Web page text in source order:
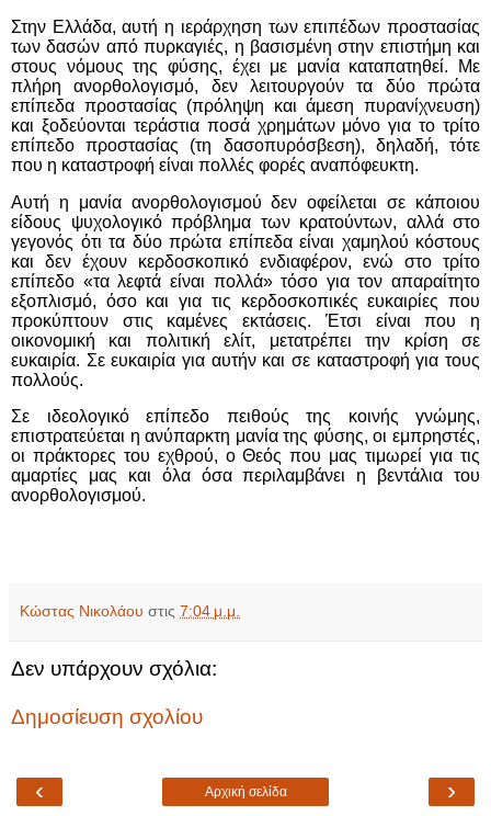
Στην Ελλάδα, αυτή η ιεράρχηση των επιπέδων προστασίας
των δασών από πυρκαγιές, η βασισμένη στην επιστήμη και
στους νόμους της φύσης, έχει με μανία καταπατηθεί. Με
πλήρη ανορθολογισμό, δεν λειτουργούν τα δύο πρώτα
επίπεδα προστασίας (πρόληψη και άμεση πυρανίχνευση)
και ξοδεύονται τεράστια ποσά χρημάτων μόνο για το τρίτο
επίπεδο προστασίας (τη δασοπυρόσβεση), δηλαδή, τότε
που η καταστροφή είναι πολλές φορές αναπόφευκτη.
Αυτή η μανία ανορθολογισμού δεν οφείλεται σε κάποιου
είδους ψυχολογικό πρόβλημα των κρατούντων, αλλά στο
γεγονός ότι τα δύο πρώτα επίπεδα είναι χαμηλού κόστους
και δεν έχουν κερδοσκοπικό ενδιαφέρον, ενώ στο τρίτο
επίπεδο «τα λεφτά είναι πολλά» τόσο για τον απαραίτητο
εξοπλισμό, όσο και για τις κερδοσκοπικές ευκαιρίες που
προκύπτουν στις καμένες εκτάσεις. Έτσι είναι που η
οικονομική και πολιτική ελίτ, μετατρέπει την κρίση σε
ευκαιρία. Σε ευκαιρία για αυτήν και σε καταστροφή για τους
πολλούς.
Σε ιδεολογικό επίπεδο πειθούς της κοινής γνώμης,
επιστρατεύεται η ανύπαρκτη μανία της φύσης, οι εμπρηστές,
οι πράκτορες του εχθρού, ο Θεός που μας τιμωρεί για τις
αμαρτίες μας και όλα όσα περιλαμβάνει η βεντάλια του
ανορθολογισμού.
Κώστας Νικολάου στις 7:04 μ.μ.
Δεν υπάρχουν σχόλια:
Δημοσίευση σχολίου
‹ ›
Αρχική σελίδα